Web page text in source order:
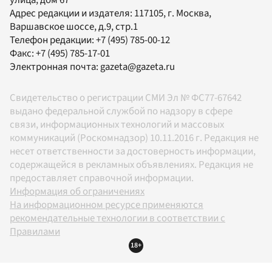
Адрес редакции и издателя: 117105, г. Москва,
Варшавское шоссе, д.9, стр.1
Телефон редакции:+7 (495) 785-00-12
Факс:+7 (495) 785-17-01
Электронная почта:gazeta@gazeta.ru
Свидетельство о регистрации СМИ Эл № ФС77-67642
выдано федеральной службой по надзору в сфере
связи, информационных технологий и массовых
коммуникаций (Роскомнадзор) 10.11.2016 г. Редакция не
несет ответственности за достоверность информации,
содержащейся в рекламных объявлениях. Редакция не
предоставляет справочной информации.
Информация об ограничениях
На информационном ресурсе применяются
рекомендательные технологии в соответствии с
Правилами
18+